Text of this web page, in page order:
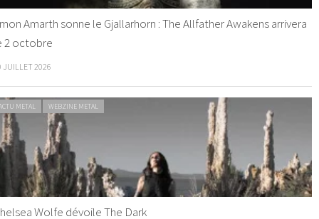
Amarth sonne le Gjallarhorn : The Allfather Awakens arrivera
2 octobre
JUILLET 2026
METAL WEBZINE METAL
Wolfe dévoile The Dark